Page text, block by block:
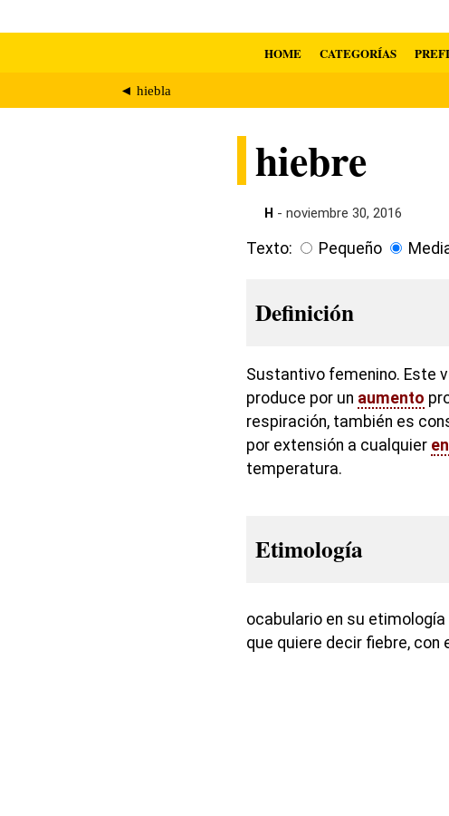
HOME CATEGORÍAS
◄ hiebla
hiebre
H - noviembre 30, 2016
Texto: Pequeño
Definición
Sustantivo femenino. Este
produce por un aumento
respiración, también es
por extensión a cualquier
temperatura.
Etimología
ocabulario en su
que quiere decir fiebre, con